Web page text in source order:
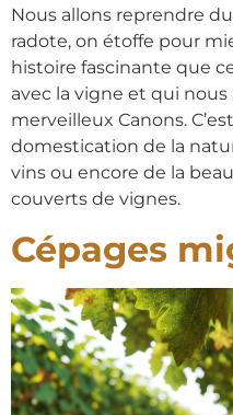
Nous allons reprendre
radote, on étoffe pour
histoire fascinante que
avec la vigne et qui
merveilleux Canons.
domestication de la
vins ou encore de la
couverts de vignes.
Cépages